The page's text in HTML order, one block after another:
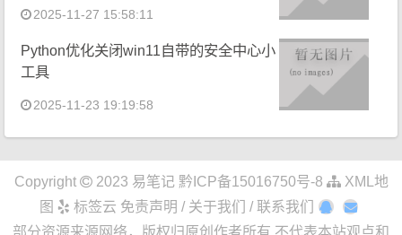
2025-11-27 15:58:11
Python优化关闭win11自带的安全中心小
工具
2025-11-23 19:19:58
Copyright 2023 易笔记 黔ICP备15016750号-8
XML地
图
标签云 免责声明 / 关于我们 / 联系我们
部分资源来源网络，版权归原创作者所有,不代表本站观点和